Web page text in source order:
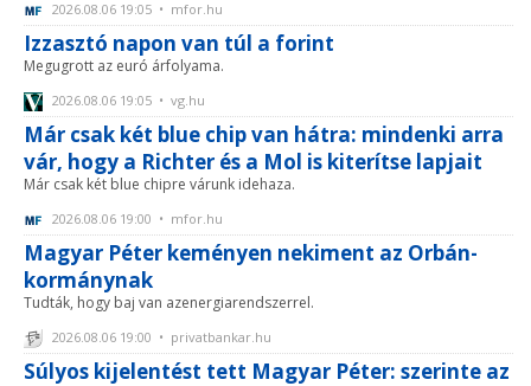
2026.08.06 19:05 • mfor.hu
Izzasztó napon van túl a forint
Megugrott az euró árfolyama.
2026.08.06 19:05 • vg.hu
Már csak két blue chip van hátra: mindenki arra
vár, hogy a Richter és a Mol is kiterítse lapjait
Már csak két blue chipre várunk idehaza.
2026.08.06 19:00 • mfor.hu
Magyar Péter keményen nekiment az Orbán-
kormánynak
Tudták, hogy baj van azenergiarendszerrel.
2026.08.06 19:00 • privatbankar.hu
Súlyos kijelentést tett Magyar Péter: szerinte az